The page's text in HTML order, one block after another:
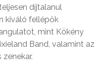
díjtalanul
kiváló fellépők
mint Kökény
Band, valamint az